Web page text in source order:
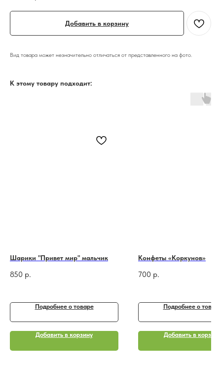
Добавить в корзину
Вид товара может незначительно отличаться от представленного на фото.
К этому товару подходит:
Шарики "Привет мир" мальчик
850 р.
Подробнее o товаре
Добавить в корзину
Конфеты «Коркунов»
700 р.
Подробнее o
Добавить в корзину